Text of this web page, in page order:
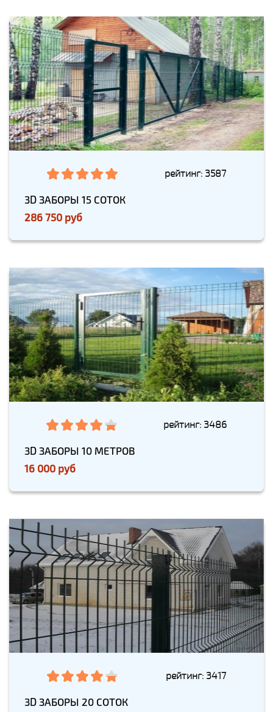
рейтинг: 3587
3D ЗАБОРЫ 15 СОТОК
286 750 руб
рейтинг: 3486
3D ЗАБОРЫ 10 МЕТРОВ
16 000 руб
рейтинг: 3417
3D ЗАБОРЫ 20 СОТОК